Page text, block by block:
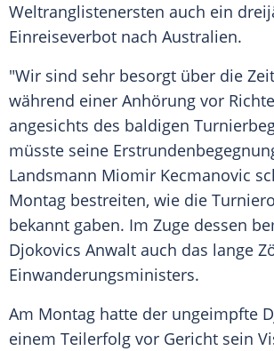
Weltranglistenersten auch ein
Einreiseverbot nach Australien.
"Wir sind sehr besorgt über die
während einer Anhörung vor
angesichts des baldigen
müsste seine
Landsmann Miomir Kecmanovic
Montag bestreiten, wie die
bekannt gaben. Im Zuge dessen
Djokovics Anwalt auch das lange
Einwanderungsministers.
Am Montag hatte der ungeimpfte
einem Teilerfolg vor Gericht sein